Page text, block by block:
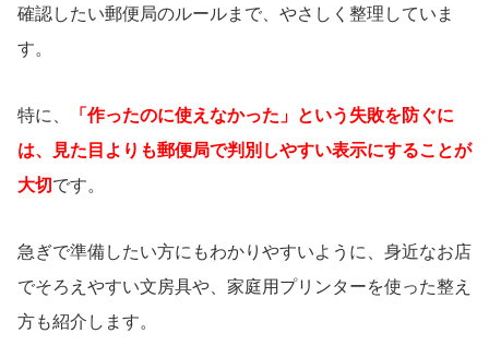
確認したい郵便局のルールまで、やさしく整理していま
す。
特に、
「作ったのに使えなかった」という失敗を防ぐに
は、見た目よりも郵便局で判別しやすい表示にすることが
大切です。
急ぎで準備したい方にもわかりやすいように、身近なお店
でそろえやすい文房具や、家庭用プリンターを使った整え
方も紹介します。